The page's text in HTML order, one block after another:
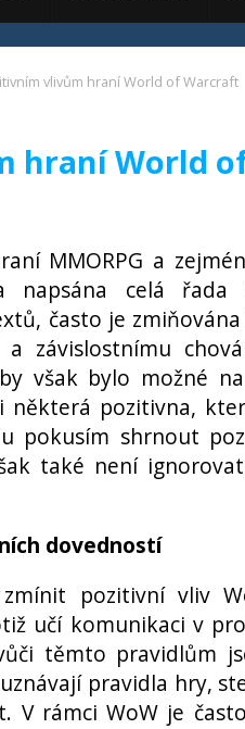
vlivům hraní World of Warcraft
hraní World
MMORPG a
napsána celá
často je
a závislostnímu
však bylo možné
pozitivna,
pokusím shrnout
také není
dovedností
pozitivní vliv
učí komunikaci v
těmto pravidlům
pravidla hry,
V rámci WoW je